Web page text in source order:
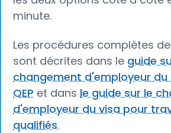
minute.
Les procédures complètes
sont décrites dans le guide
changement d'employeur
QEP et dans le guide sur le
d'employeur du visa pour
qualifiés.